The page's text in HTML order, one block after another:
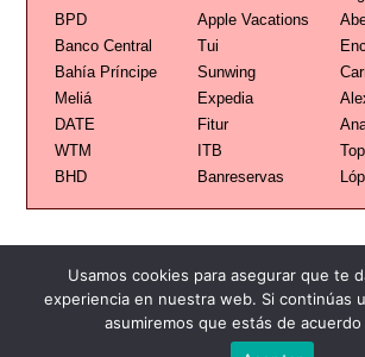
BPD
Apple Vacations
Banco Central
Tui
Bahía Príncipe
Sunwing
Meliá
Expedia
DATE
Fitur
WTM
ITB
BHD
Banreservas
Usamos cookies para asegurar que te
experiencia en nuestra web. Si continúas
asumiremos que estás de
Publicidad Redacción